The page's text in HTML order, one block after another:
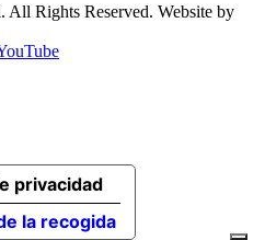
Rights Reserved. Website by
la recogida
privacidad